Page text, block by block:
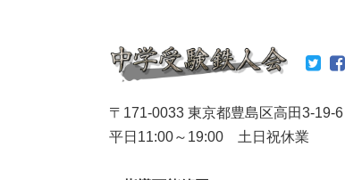
〒171-0033 東京都豊島区高田3-19-
平日11:00～19:00 土日祝休業